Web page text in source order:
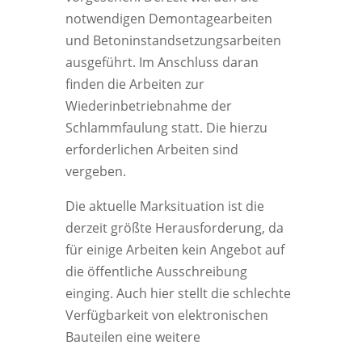
notwendigen Demontagearbeiten
und Betoninstandsetzungsarbeiten
ausgeführt. Im Anschluss daran
finden die Arbeiten zur
Wiederinbetriebnahme der
Schlammfaulung statt. Die hierzu
erforderlichen Arbeiten sind
vergeben.
Die aktuelle Marksituation ist die
derzeit größte Herausforderung, da
für einige Arbeiten kein Angebot auf
die öffentliche Ausschreibung
einging. Auch hier stellt die schlechte
Verfügbarkeit von elektronischen
Bauteilen eine weitere